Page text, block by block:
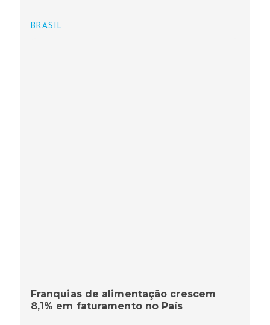
BRASIL
Franquias de alimentação crescem
8,1% em faturamento no País